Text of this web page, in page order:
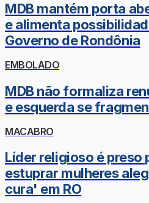
MDB mantém porta
e alimenta
Governo de Rondônia
EMBOLADO
MDB não formaliza
e esquerda se
MACABRO
Líder religioso é preso
estuprar mulheres
cura' em RO